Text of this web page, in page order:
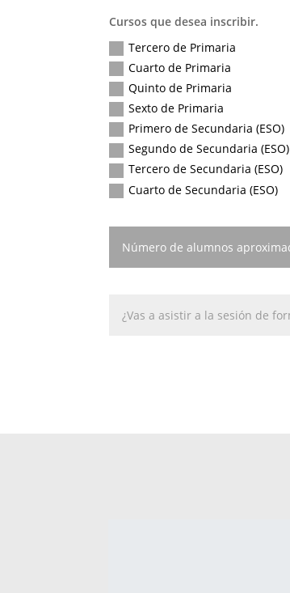
Cursos que desea inscribir.
Tercero de Primaria
Cuarto de Primaria
Quinto de Primaria
Sexto de Primaria
Primero de Secundaria (ESO)
Segundo de Secundaria (ESO)
Tercero de Secundaria (ESO)
Cuarto de Secundaria (ESO)